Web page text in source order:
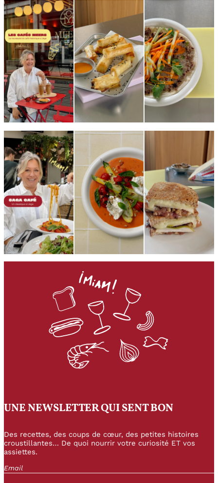
UNE NEWSLETTER QUI SENT BON
Des recettes, des coups de cœur, des petites histoires
croustillantes… De quoi nourrir votre curiosité ET vos
assiettes.